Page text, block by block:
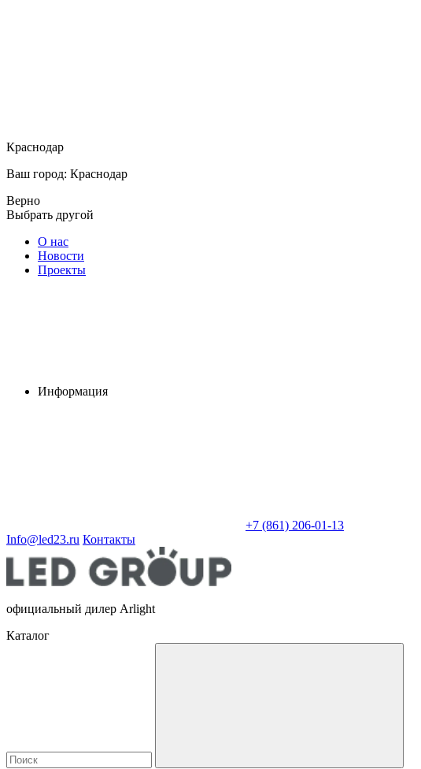
Краснодар
Ваш город: Краснодар
Верно
Выбрать другой
О нас
Новости
Проекты
Информация
+7 (861) 206-01-13
Info@led23.ru Контакты
официальный дилер Arlight
Каталог